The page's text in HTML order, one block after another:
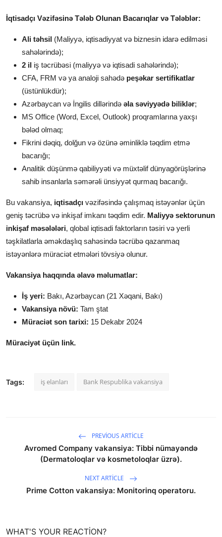
İqtisadçı Vəzifəsinə Tələb Olunan Bacarıqlar və Tələblər:
Ali təhsil (Maliyyə, iqtisadiyyat və biznesin idarə edilməsi
sahələrində);
2 il iş təcrübəsi (maliyyə və iqtisadi sahələrində);
CFA, FRM və ya analoji sahədə peşəkar sertifikatlar
(üstünlükdür);
Azərbaycan və İngilis dillərində əla səviyyədə biliklər;
MS Office (Word, Excel, Outlook) proqramlarına yaxşı
bələd olmaq;
Fikrini dəqiq, dolğun və özünə əminliklə təqdim etmə
bacarığı;
Analitik düşünmə qabiliyyəti və müxtəlif dünyagörüşlərinə
sahib insanlarla səmərəli ünsiyyət qurmaq bacarığı.
Bu vakansiya, iqtisadçı vəzifəsində çalışmaq istəyənlər üçün
geniş təcrübə və inkişaf imkanı təqdim edir. Maliyyə sektorunun
inkişaf məsələləri, qlobal iqtisadi faktorların təsiri və yerli
təşkilatlarla əməkdaşlıq sahəsində təcrübə qazanmaq
istəyənlərə müraciət etmələri tövsiyə olunur.
Vakansiya haqqında əlavə məlumatlar:
İş yeri: Bakı, Azərbaycan (21 Xəqani, Bakı)
Vakansiya növü: Tam ştat
Müraciət son tarixi: 15 Dekabr 2024
Müraciyət üçün link.
Tags: iş elanları Bank Respublika vakansiya
PREVIOUS ARTICLE
Avromed Company vakansiya: Tibbi nümayəndə
(Dermatoloqlar və kosmetoloqlar üzrə).
NEXT ARTICLE
Prime Cotton vakansiya: Monitorinq operatoru.
WHAT'S YOUR REACTION?